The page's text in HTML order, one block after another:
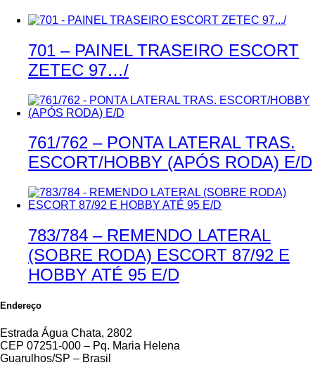
701 – PAINEL TRASEIRO ESCORT
ZETEC 97…/
761/762 – PONTA LATERAL TRAS.
ESCORT/HOBBY (APÓS RODA) E/D
783/784 – REMENDO LATERAL
(SOBRE RODA) ESCORT 87/92 E
HOBBY ATÉ 95 E/D
Endereço
Estrada Água Chata, 2802
CEP 07251-000 – Pq. Maria Helena
Guarulhos/SP – Brasil